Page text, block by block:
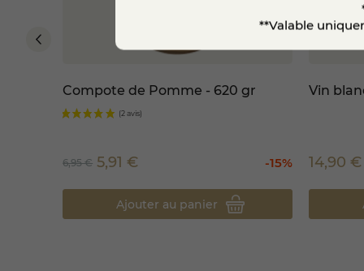
Compote de Pomme - 620 gr
6,95 € 5,91 € -15%
Ajouter au panier
Vin
14,90 €
**Valable